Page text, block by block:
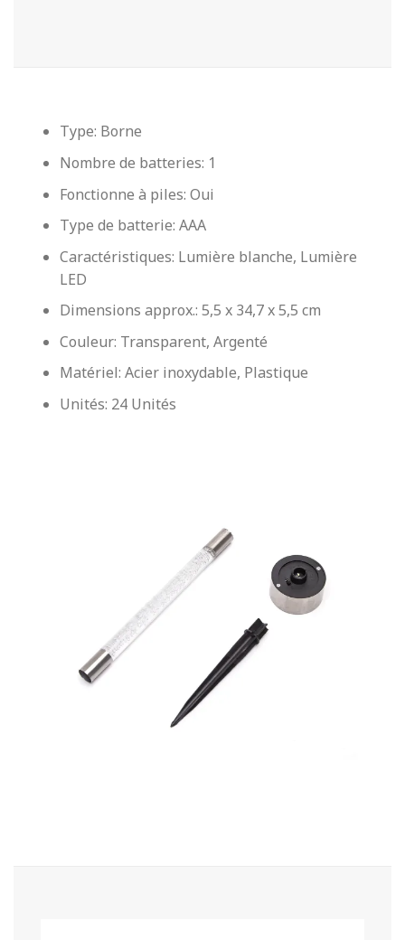
Type: Borne
Nombre de batteries: 1
Fonctionne à piles: Oui
Type de batterie: AAA
Caractéristiques: Lumière blanche, Lumière
LED
Dimensions approx.: 5,5 x 34,7 x 5,5 cm
Couleur: Transparent, Argenté
Matériel: Acier inoxydable, Plastique
Unités: 24 Unités